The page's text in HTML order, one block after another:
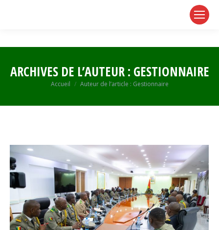
ARCHIVES DE L’AUTEUR : GESTIONNAIRE
Vous êtes ici :
Accueil Auteur de l’article : Gestionnaire